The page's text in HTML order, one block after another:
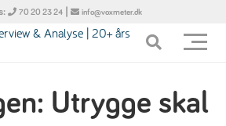
70 20 23 24 | info@voxmeter.dk
Utrygge skal